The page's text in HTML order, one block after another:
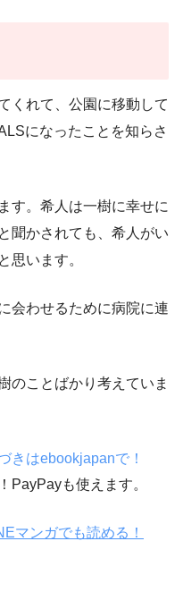
くれて、公園に移動して
になったことを知らさ
す。希人は一樹に幸せに
聞かされても、希人がい
思います。
会わせるために病院に連
のことばかり考えていま
きはebookjapanで！
PayPayも使えます。
マンガでも読める！